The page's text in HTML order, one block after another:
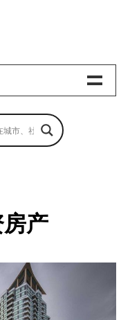
引擎
产